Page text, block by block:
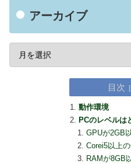
アーカイブ
目次
動作環境
PCのレベルは
GPUが2GB
Corei5以上
RAMが8GB